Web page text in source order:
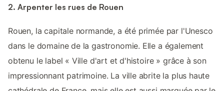
2. Arpenter les rues de Rouen
Rouen, la capitale normande, a été primée par l'Unesco
dans le domaine de la gastronomie. Elle a également
obtenu le label « Ville d'art et d'histoire » grâce à son
impressionnant patrimoine. La ville abrite la plus haute